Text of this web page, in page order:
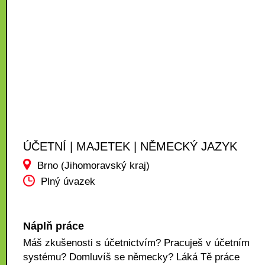
ÚČETNÍ | MAJETEK | NĚMECKÝ JAZYK
Brno (Jihomoravský kraj)
Plný úvazek
Náplň práce
Máš zkušenosti s účetnictvím? Pracuješ v účetním
systému? Domluvíš se německy? Láká Tě práce